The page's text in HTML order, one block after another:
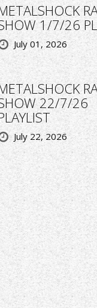
1/7/26
July 01, 2026
22/7/26
July 22, 2026